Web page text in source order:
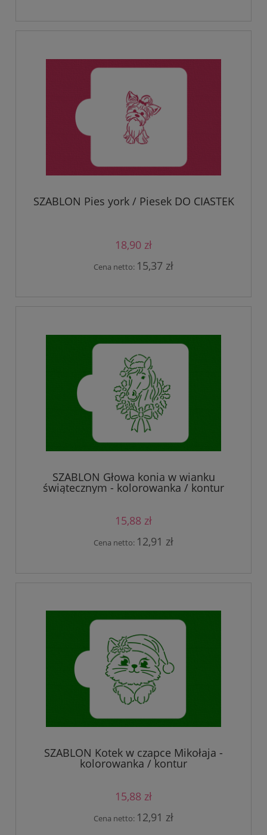
SZABLON Pies york / Piesek DO CIASTEK
18,90 zł
Cena netto: 15,37 zł
SZABLON Głowa konia w wianku
świątecznym - kolorowanka / kontur
15,88 zł
Cena netto: 12,91 zł
SZABLON Kotek w czapce Mikołaja -
kolorowanka / kontur
15,88 zł
Cena netto: 12,91 zł